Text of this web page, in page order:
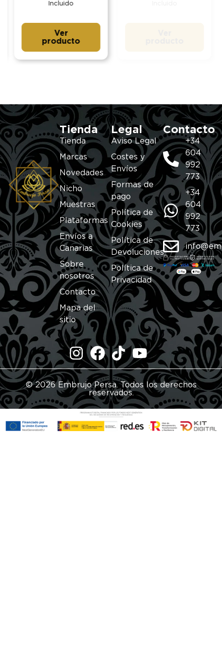
Incluido
Ver
producto
Tienda
Tienda
Marcas
Novedades
Nicho
Muestras
Plataformas
Envíos a
Canarias
Sobre
nosotros
Contacto
Mapa del
sitio
Legal
Aviso Legal
Costes y
Envíos
Formas de
pago
Política de
Cookies
Política de
Devoluciones
Política de
Privacidad
Contacto
+34
604
992
773
+34
604
992
773
© 2026 Embrujo Persa. Todos los derechos
reservados.